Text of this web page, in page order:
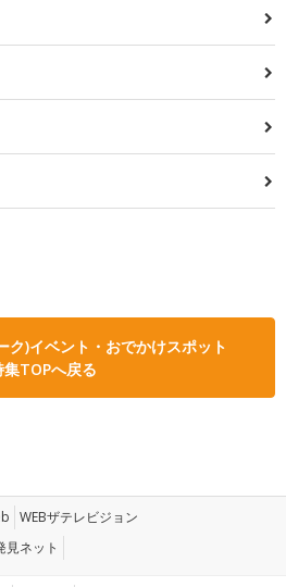
ク)イベント・おでかけスポット
集TOPへ戻る
WEBザテレビジョン
見ネット